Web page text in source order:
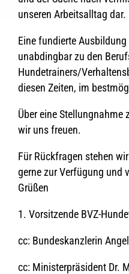
unseren Arbeitsalltag dar.
Eine fundierte
unabdingbar zu den
Hundetrainers/
diesen Zeiten, im
Über eine Stellungnahme
wir uns freuen.
Für Rückfragen stehen
gerne zur Verfügung und
Grüßen
1. Vorsitzende BVZ-
cc: Bundeskanzlerin
cc: Ministerpräsident Dr.